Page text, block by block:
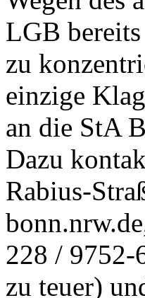
LGB
zu
einzige
an die StA
Dazu
Rabius-
228 /
zu teuer)